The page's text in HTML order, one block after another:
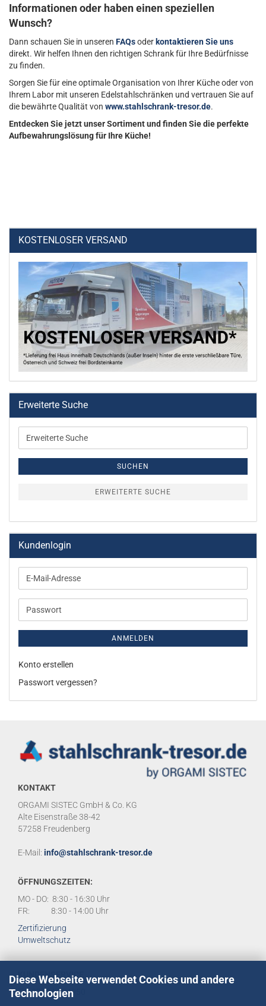
Diese Webseite verwendet Cookies und andere
Technologien
Informationen oder haben einen speziellen
Wunsch?
Dann schauen Sie in unseren FAQsoder kontaktieren Sie uns
direkt. Wir helfen Ihnen den richtigen Schrank für Ihre Bedürfnisse
zu finden.
Sorgen Sie für eine optimale Organisation von Ihrer Küche oder von
Ihrem Labor mit unseren Edelstahlschränken und vertrauen Sie auf
die bewährte Qualität von www.stahlschrank-tresor.de.
Entdecken Sie jetzt unser Sortiment und finden Sie die perfekte
Aufbewahrungslösung für Ihre Küche!
KOSTENLOSER VERSAND
Erweiterte Suche
Suche
SUCHEN
ERWEITERTE SUCHE
Kundenlogin
E-
Mail-
Adresse
Passwort
ANMELDEN
Konto erstellen
Passwort vergessen?
KONTAKT
ORGAMI SISTEC GmbH & Co. KG
Alte Eisenstraße 38-42
57258 Freudenberg
E-Mail: info@stahlschrank-tresor.de
ÖFFNUNGSZEITEN:
MO - DO: 8:30 - 16:30 Uhr
FR: 8:30 - 14:00 Uhr
Zertifizierung
Umweltschutz
KUNDENSERVICE
Tel:02734 284950